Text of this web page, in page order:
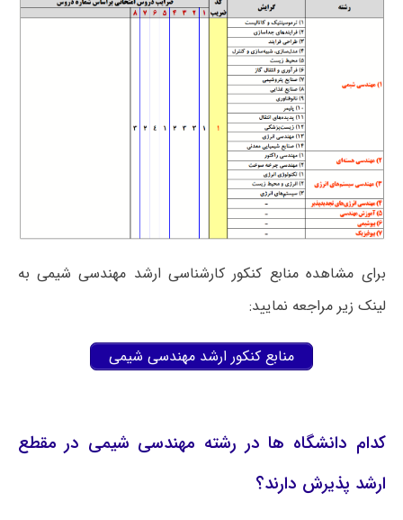
برای مشاهده منابع کنکور کارشناسی ارشد مهندسی شیمی به
لینک زیر مراجعه نمایید:
منابع کنکور ارشد مهندسی شیمی
کدام دانشگاه ها در رشته مهندسی شیمی در مقطع
ارشد پذیرش دارند؟